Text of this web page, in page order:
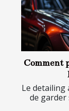
Comment
Le
de